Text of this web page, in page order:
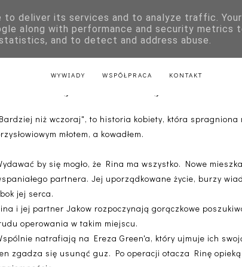
KSIĄŻKI DLA DZIECI LITERATURA POLSKA
LITERATURA Z PRZEPISAMI
WYWIADY WSPÓŁPRACA KONTAKT
Bardziej niż wczoraj - Rina
niż wczoraj", to historia kobiety, która spragniona
młotem, a kowadłem.
by się mogło, że Rina ma wszystko. Nowe
partnera. Jej uporządkowane życie, burzy
jej serca.
i jej partner Jakow rozpoczynają gorączkowe
operowania w takim miejscu.
natrafiają na Ereza Green'a, który ujmuje ich
zgadza się usunąć guz. Po operacji otacza Rinę
to deliver its services and to analyze traffic.
along with performance and security metrics
and to detect and address abuse.